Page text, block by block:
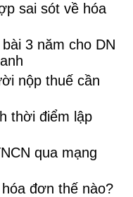
sai sót về hóa
3 năm cho DN
nộp thuế cần
thời điểm lập
qua mạng
đơn thế nào?